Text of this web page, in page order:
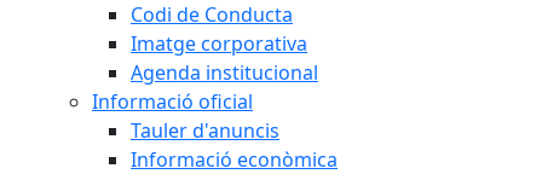
Codi de Conducta
Imatge corporativa
Agenda institucional
Informació oficial
Tauler d'anuncis
Informació econòmica